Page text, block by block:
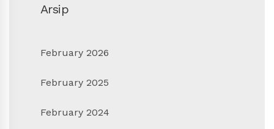
Arsip
February 2026
February 2025
February 2024